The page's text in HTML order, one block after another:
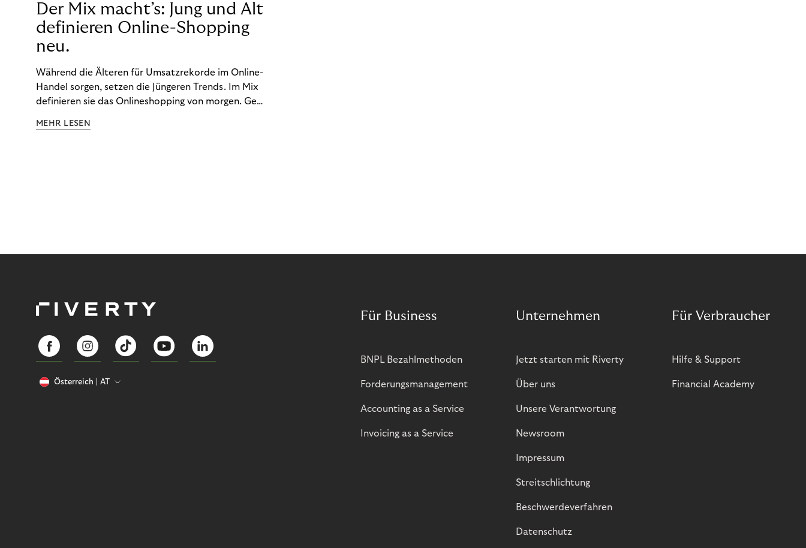
Der Mix macht’s: Jung und Alt
definieren Online-Shopping
neu.
Während die Älteren für Umsatzrekorde im Online-
Handel sorgen, setzen die Jüngeren Trends. Im Mix
definieren sie das Onlineshopping von morgen. Gen
gemeinsame Leidenschaft - allerdings
MEHR LESEN
Österreich AT
Für Business
BNPL Bezahlmethoden
Forderungsmanagement
Accounting as a Service
Invoicing as a Service
Unternehmen
Jetzt starten mit Riverty
Über uns
Unsere Verantwortung
Newsroom
Impressum
Streitschlichtung
Beschwerdeverfahren
Datenschutz
Für Verbraucher
Hilfe & Support
Financial Academy